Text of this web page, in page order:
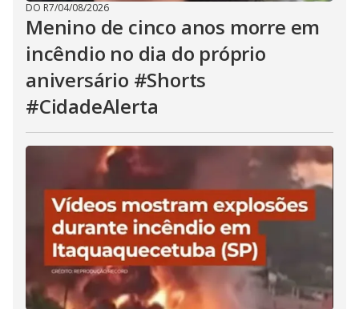
DO R7/04/08/2026
Menino de cinco anos morre em
incêndio no dia do próprio
aniversário #Shorts
#CidadeAlerta